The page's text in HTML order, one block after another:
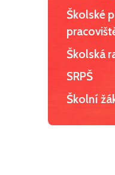
Školské
Školská
SRPŠ
Školní